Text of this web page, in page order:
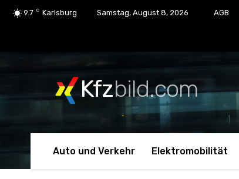
9.7 C Karlsburg Samstag, August 8, 2026 AGB
Kfzbild.com
Auto und Verkehr Elektromobilität